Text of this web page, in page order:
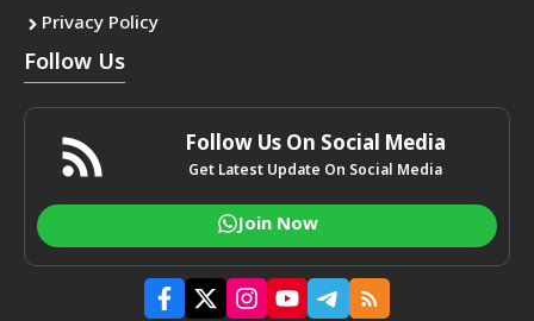
Privacy Policy
Follow Us
Follow Us On Social Media
Get Latest Update On Social Media
Join Now